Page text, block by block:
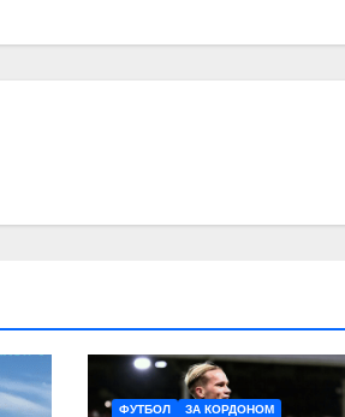
ФУТБОЛ ЗА КОРДОНОМ